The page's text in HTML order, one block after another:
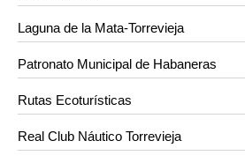
Laguna de la Mata-Torrevieja
Patronato Municipal de Habaneras
Rutas Ecoturísticas
Real Club Náutico Torrevieja